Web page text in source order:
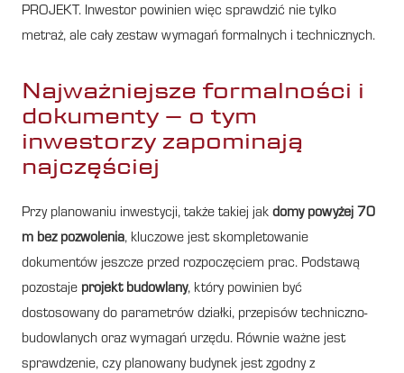
PROJEKT. Inwestor powinien więc sprawdzić nie tylko
metraż, ale cały zestaw wymagań formalnych i technicznych.
Najważniejsze formalności i
dokumenty – o tym
inwestorzy zapominają
najczęściej
Przy planowaniu inwestycji, także takiej jak domy powyżej 70
m bez pozwolenia, kluczowe jest skompletowanie
dokumentów jeszcze przed rozpoczęciem prac. Podstawą
pozostaje projekt budowlany, który powinien być
dostosowany do parametrów działki, przepisów techniczno-
budowlanych oraz wymagań urzędu. Równie ważne jest
sprawdzenie, czy planowany budynek jest zgodny z